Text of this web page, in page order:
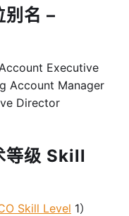
别名 –
Executive
Account Manager
Director
等级 Skill
Skill Level 1）